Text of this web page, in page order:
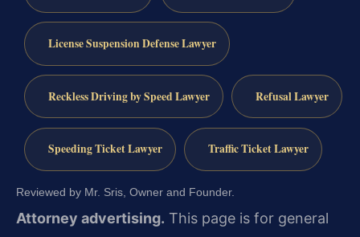
License Suspension Defense Lawyer
Reckless Driving by Speed Lawyer Refusal Lawyer
Speeding Ticket Lawyer Traffic Ticket Lawyer
Reviewed by Mr. Sris, Owner and Founder.
Attorney advertising. This page is for general